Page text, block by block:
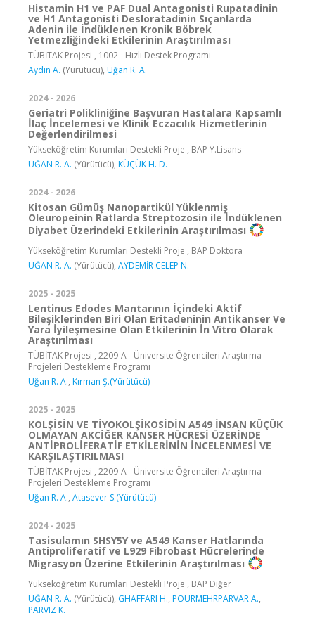
Histamin H1 ve PAF Dual Antagonisti Rupatadinin
ve H1 Antagonisti Desloratadinin Sıçanlarda
Adenin ile İndüklenen Kronik Böbrek
Yetmezliğindeki Etkilerinin Araştırılması
TÜBİTAK Projesi , 1002 - Hızlı Destek Programı
Aydın A. (Yürütücü), Uğan R. A.
2024 - 2026
Geriatri Polikliniğine Başvuran Hastalara Kapsamlı
İlaç İncelemesi ve Klinik Eczacılık Hizmetlerinin
Değerlendirilmesi
Yükseköğretim Kurumları Destekli Proje , BAP Y.Lisans
UĞAN R. A. (Yürütücü), KÜÇÜK H. D.
2024 - 2026
Kitosan Gümüş Nanopartikül Yüklenmiş
Oleuropeinin Ratlarda Streptozosin ile İndüklenen
Diyabet Üzerindeki Etkilerinin Araştırılması
Yükseköğretim Kurumları Destekli Proje , BAP Doktora
UĞAN R. A. (Yürütücü), AYDEMİR CELEP N.
2025 - 2025
Lentinus Edodes Mantarının İçindeki Aktif
Bileşiklerinden Biri Olan Eritadeninin Antikanser Ve
Yara İyileşmesine Olan Etkilerinin İn Vitro Olarak
Araştırılması
TÜBİTAK Projesi , 2209-A - Üniversite Öğrencileri Araştırma
Projeleri Destekleme Programı
Uğan R. A., Kırman Ş.(Yürütücü)
2025 - 2025
KOLŞİSİN VE TİYOKOLŞİKOSİDİN A549 İNSAN KÜÇÜK
OLMAYAN AKCİĞER KANSER HÜCRESİ ÜZERİNDE
ANTİPROLİFERATİF ETKİLERİNİN İNCELENMESİ VE
KARŞILAŞTIRILMASI
TÜBİTAK Projesi , 2209-A - Üniversite Öğrencileri Araştırma
Projeleri Destekleme Programı
Uğan R. A., Atasever S.(Yürütücü)
2024 - 2025
Tasisulamın SHSY5Y ve A549 Kanser Hatlarında
Antiproliferatif ve L929 Fibrobast Hücrelerinde
Migrasyon Üzerine Etkilerinin Araştırılması
Yükseköğretim Kurumları Destekli Proje , BAP Diğer
UĞAN R. A. (Yürütücü), GHAFFARI H., POURMEHRPARVAR A.,
PARVIZ K.